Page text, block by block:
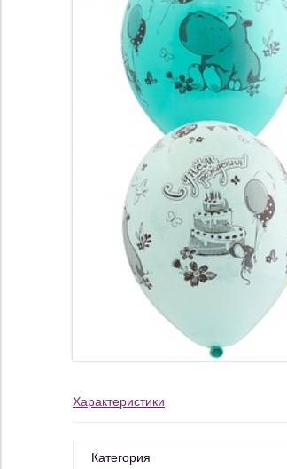
Характеристики
Категория